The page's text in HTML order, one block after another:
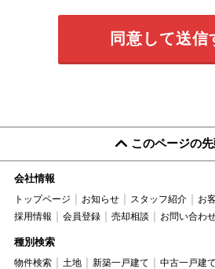
このページの
会社情報
トップページ お知らせ スタッフ紹介 お
採用情報
会員登録 売却相談 お問い合わ
種別検索
物件検索 土地 新築一戸建て 中古一戸建て